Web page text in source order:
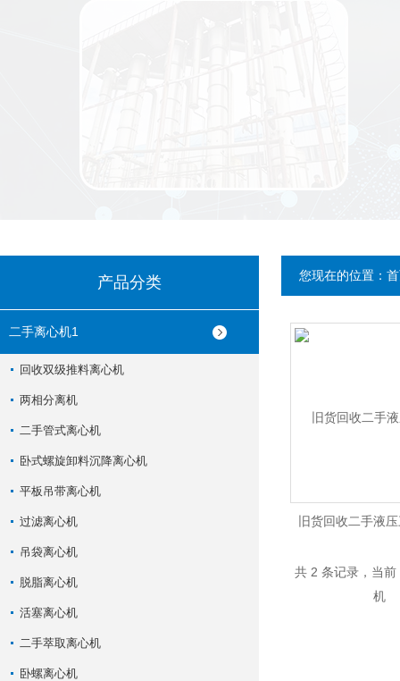
产品分类
二手离心机1
回收双级推料离心机
两相分离机
二手管式离心机
卧式螺旋卸料沉降离心机
平板吊带离心机
过滤离心机
吊袋离心机
脱脂离心机
活塞离心机
二手萃取离心机
卧螺离心机
您现在的位置：
旧货回收二手液
共 2 条记录，当